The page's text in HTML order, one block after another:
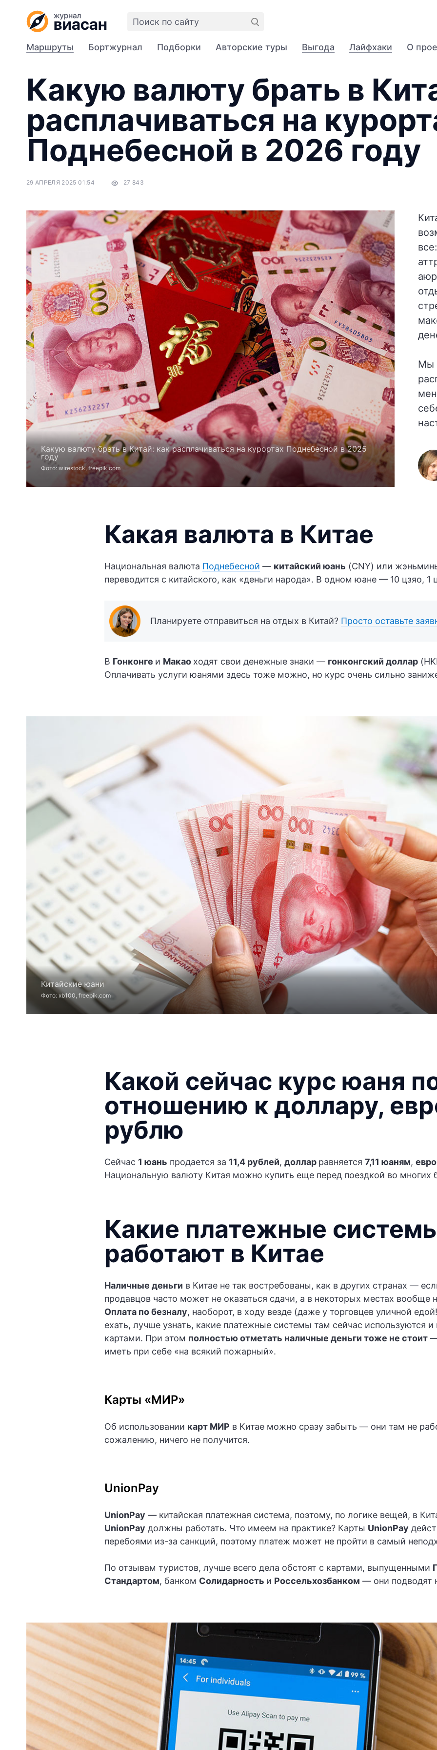
Маршруты Бортжурнал Подборки Авторские туры Выгода Лайфхаки О
Какую валюту брать в
расплачиваться на
Поднебесной в 2026 году
29 АПРЕЛЯ 2025 01:54 27 843
Какую валюту брать в Китай: как расплачиваться на курортах Поднебесной в 2025
году
Фото: wirestock, freepik.com
Мы
Какая валюта в Китае
Национальная валюта Поднебесной — китайский юань (CNY) или
переводится с китайского, как «деньги народа». В одном юане — 10 цзяо, 1
Планируете отправиться на отдых в Китай? Просто оставьте
В Гонконге и Макао ходят свои денежные знаки — гонконгский доллар
Оплачивать услуги юанями здесь тоже можно, но курс очень сильно
Китайские юани
Фото: xb100, freepik.com
Какой сейчас курс юаня
отношению к доллару,
рублю
Сейчас 1 юань продается за 11,4 рублей,доллар равняется7,11 юаням,
Национальную валюту Китая можно купить еще перед поездкой во многих
Какие платежные
работают в Китае
Наличные деньги в Китае не так востребованы, как в других странах —
продавцов часто может не оказаться сдачи, а в некоторых местах вообще
Оплата по безналу, наоборот, в ходу везде (даже у торговцев уличной
ехать, лучше узнать, какие платежные системы там сейчас используются
картами. При этом полностью отметать наличные деньги тоже не стоит
иметь при себе «на всякий пожарный».
Карты «МИР»
Об использовании карт МИР в Китае можно сразу забыть — они там не
сожалению, ничего не получится.
UnionPay
UnionPay — китайская платежная система, поэтому, по логике вещей, в
UnionPay должны работать. Что имеем на практике? Карты UnionPay
перебоями из-за санкций, поэтому платеж может не пройти в самый
По отзывам туристов, лучше всего дела обстоят с картами, выпущенными
Стандартом, банком Солидарность и Россельхозбанком — они подводят